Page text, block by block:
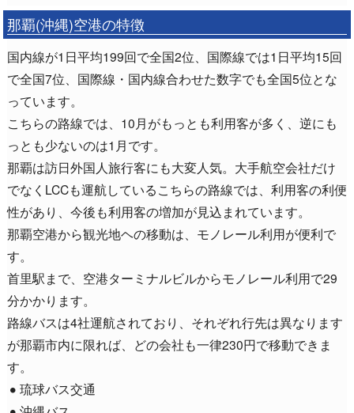
那覇(沖縄)空港の特徴
国内線が1日平均199回で全国2位、国際線では1日平均15回
で全国7位、国際線・国内線合わせた数字でも全国5位とな
っています。
こちらの路線では、10月がもっとも利用客が多く、逆にも
っとも少ないのは1月です。
那覇は訪日外国人旅行客にも大変人気。大手航空会社だけ
でなくLCCも運航しているこちらの路線では、利用客の利便
性があり、今後も利用客の増加が見込まれています。
那覇空港から観光地ヘの移動は、モノレール利用が便利で
す。
首里駅まで、空港ターミナルビルからモノレール利用で29
分かかります。
路線バスは4社運航されており、それぞれ行先は異なります
が那覇市内に限れば、どの会社も一律230円で移動できま
す。
琉球バス交通